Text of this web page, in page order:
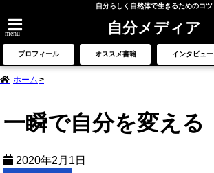
自分らしく自然体で生きるためのコツ
menu 自分メディア
プロフィール オススメ書籍 インタビュー
ホーム
一瞬で自分を変える
2020年2月1日